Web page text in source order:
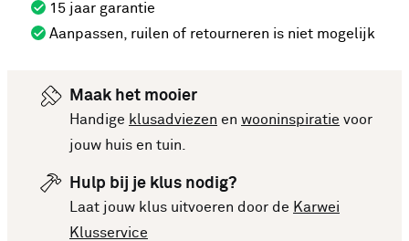
15 jaar garantie
Aanpassen, ruilen of retourneren is niet mogelijk
Maak het mooier
Handige klusadviezen en wooninspiratie voor
jouw huis en tuin.
Hulp bij je klus nodig?
Laat jouw klus uitvoeren door de Karwei
Klusservice